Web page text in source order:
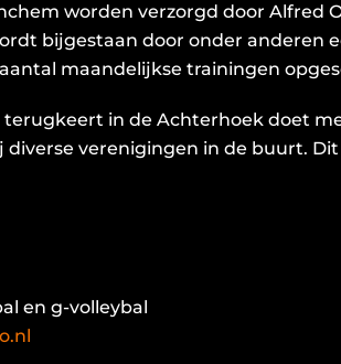
worden verzorgd door Alfred
bijgestaan door onder anderen
maandelijkse trainingen
terugkeert in de Achterhoek doet
diverse verenigingen in de buurt.
en g-volleybal